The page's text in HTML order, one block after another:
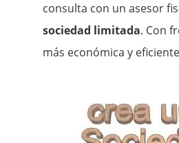
consulta con un asesor
sociedad limitada. Con
más económica y